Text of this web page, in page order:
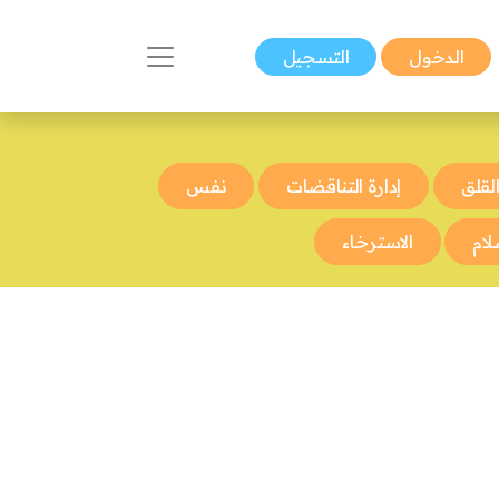
الدخول التسجيل
القلق إدارة التناقضات نفس
الاسترخاء